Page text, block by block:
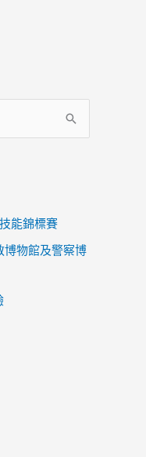
能錦標賽
博物館及警察博